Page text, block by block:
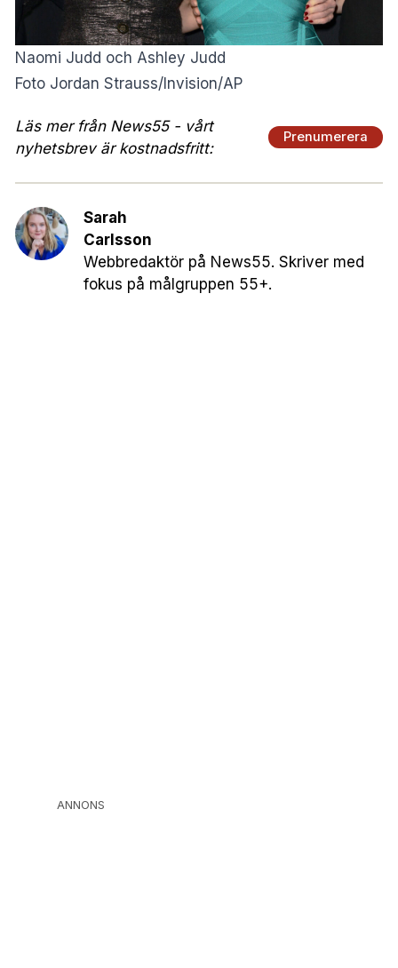
Naomi Judd och Ashley Judd
Foto Jordan Strauss/Invision/AP
Läs mer från News55 - vårt
nyhetsbrev är kostnadsfritt:
Prenumerera
Sarah
Carlsson
Webbredaktör på News55. Skriver med
fokus på målgruppen 55+.
ANNONS